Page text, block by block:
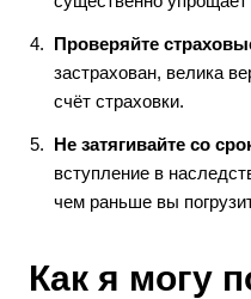
Проверяйте
застрахован, велика
счёт страховки.
Не затягивайте со
вступление в
чем раньше вы
Как я могу